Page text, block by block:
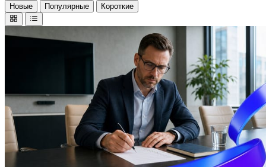
Новые Популярные Короткие